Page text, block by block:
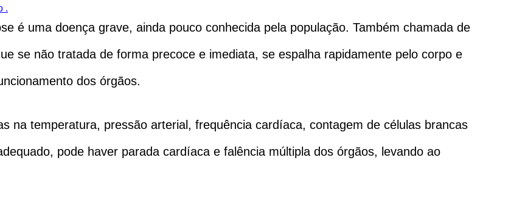
.
é uma doença grave, ainda pouco conhecida pela população. Também chamada de
se não tratada de forma precoce e imediata, se espalha rapidamente pelo corpo e
dos órgãos.
na temperatura, pressão arterial, frequência cardíaca, contagem de células brancas
pode haver parada cardíaca e falência múltipla dos órgãos, levando ao